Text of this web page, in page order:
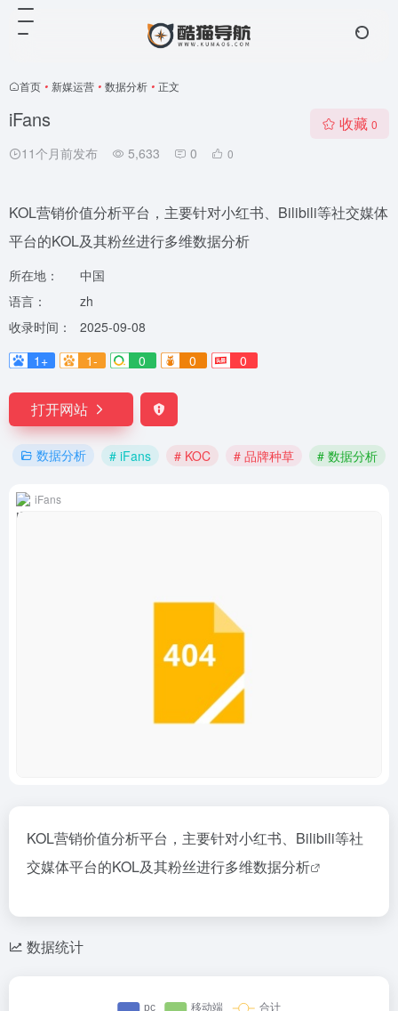
首页 • 新媒运营 • 数据分析 • 正文
iFans
11个月前发布 5,633 0 0
收藏 0
KOL营销价值分析平台，主要针对小红书、Bilibili等社交媒体
平台的KOL及其粉丝进行多维数据分析
所在地：
中国
语言：
zh
收录时间：
2025-09-08
1+
1- 0 0 0
打开网站
数据分析 # iFans # KOC # 品牌种草 # 数据分析
iFans
KOL营销价值分析平台，主要针对小红书、Bilibili等社
交媒体平台的KOL及其粉丝进行多维数据分析
数据统计